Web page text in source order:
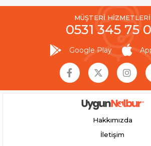
MÜŞTERİ HİZMETLERİ
0531 345 75
Google Play
Hakkımızda
İletişim